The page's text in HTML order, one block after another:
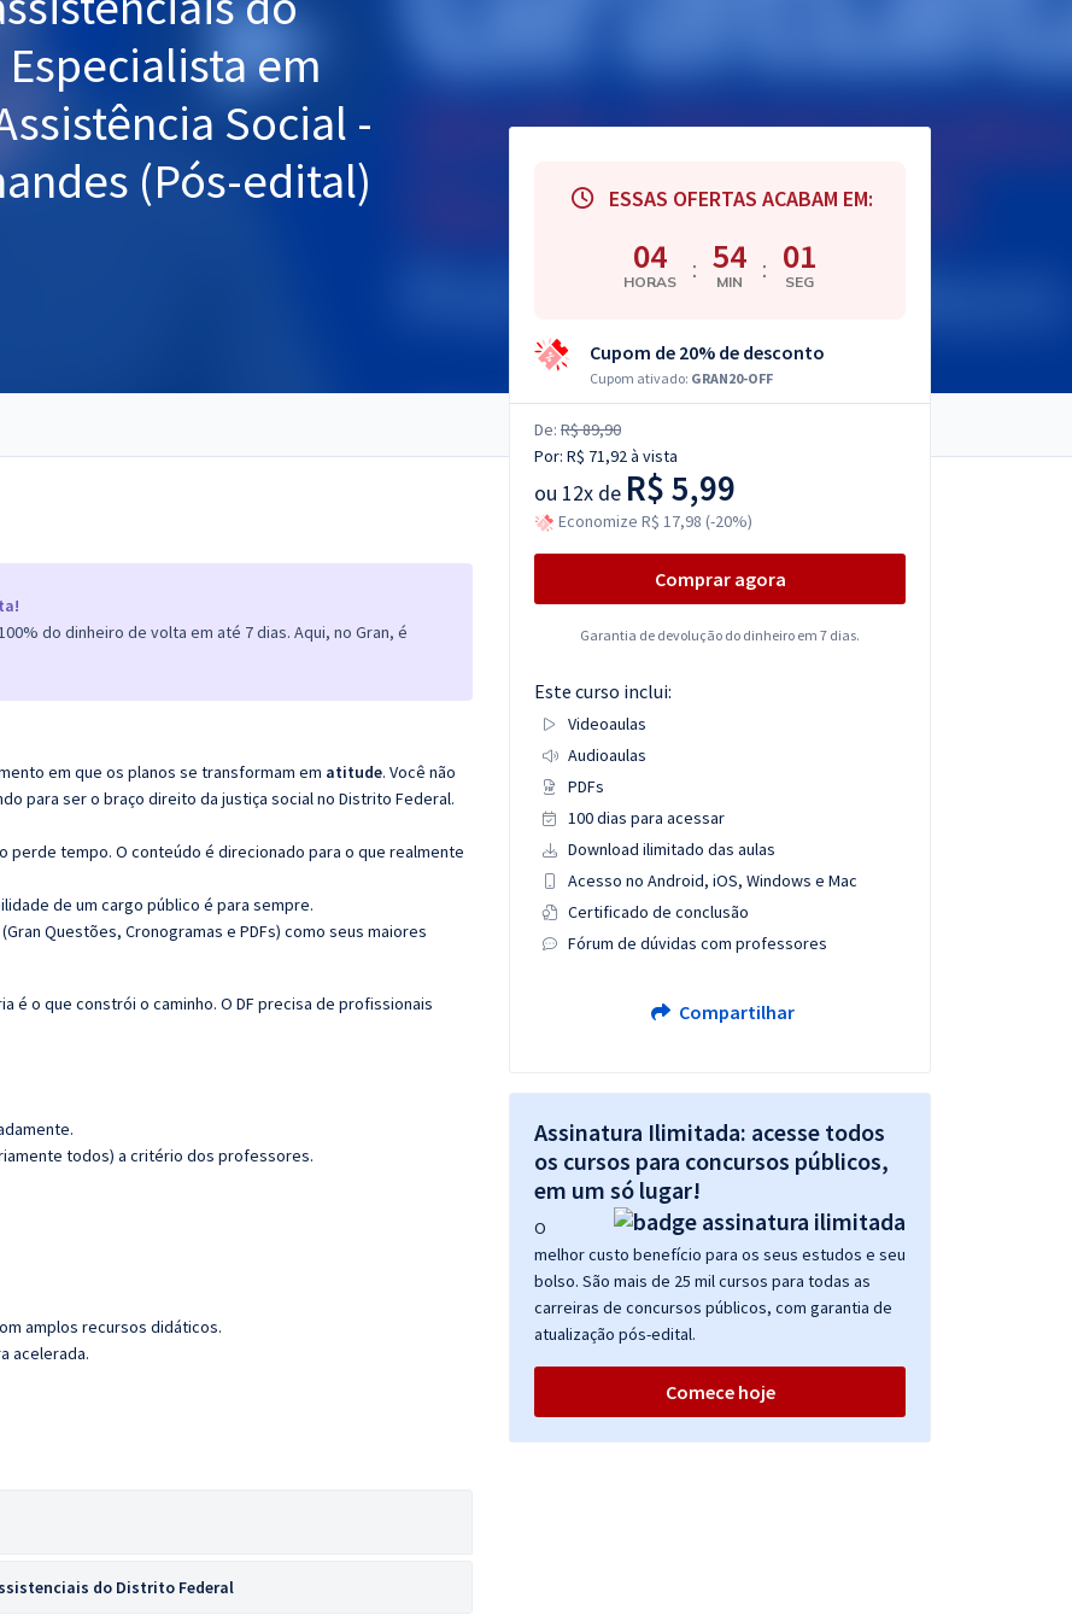
em
Social -
(Pós-edital)
do dinheiro de volta em até 7 dias. Aqui, no Gran, é
em que os planos se transformam em atitude. Você não
para ser o braço direito da justiça social no Distrito Federal.
perde tempo. O conteúdo é direcionado para o que realmente
de um cargo público é para sempre.
Questões, Cronogramas e PDFs) como seus maiores
é o que constrói o caminho. O DF precisa de profissionais
todos) a critério dos professores.
amplos recursos didáticos.
acelerada.
do Distrito Federal
ESSAS OFERTAS ACABAM EM:
04
HORAS : 53
MIN : 59
SEG
Cupom de 20% de desconto
Cupom ativado: GRAN20-OFF
De: R$ 89,90
Por: R$ 71,92à vista
ou 12x de R$ 5,99
Economize R$ 17,98 (-20%)
Comprar agora
Garantia de devolução do dinheiro em 7 dias.
Este curso inclui:
Videoaulas
Audioaulas
PDFs
100 dias para acessar
Download ilimitado das aulas
Acesso no Android, iOS, Windows e Mac
Certificado de conclusão
Fórum de dúvidas com professores
Compartilhar
Assinatura Ilimitada: acesse todos
os cursos para concursos públicos,
em um só lugar!
O
melhor custo benefício para os seus estudos e seu
bolso. São mais de 25 mil cursos para todas as
carreiras de concursos públicos, com garantia de
atualização pós-edital.
Comece hoje